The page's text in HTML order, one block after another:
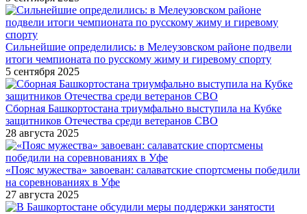
Сильнейшие определились: в Мелеузовском районе подвели
итоги чемпионата по русскому жиму и гиревому спорту
5 сентября 2025
Сборная Башкортостана триумфально выступила на Кубке
защитников Отечества среди ветеранов СВО
28 августа 2025
«Пояс мужества» завоеван: салаватские спортсмены победили
на соревнованиях в Уфе
27 августа 2025